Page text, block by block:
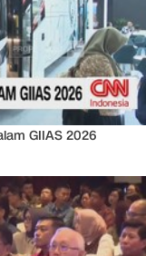
GIIAS 2026